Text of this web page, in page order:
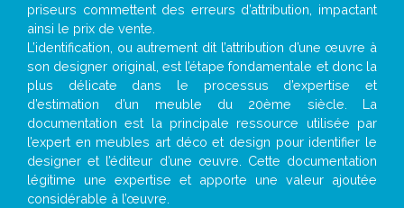
priseurs commettent des erreurs d’attribution, impactant
ainsi le prix de vente.
L’identification, ou autrement dit l’attribution d’une œuvre à
son designer original, est l’étape fondamentale et donc la
plus délicate dans le processus d’expertise et
d’estimation d’un meuble du 20ème siècle. La
documentation est la principale ressource utilisée par
l’expert en meubles art déco et design pour identifier le
designer et l’éditeur d’une œuvre. Cette documentation
légitime une expertise et apporte une valeur ajoutée
considérable à l’œuvre.